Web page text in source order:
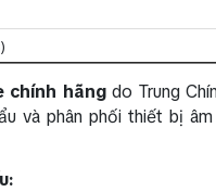
chính hãngdo Trung
và phân phối thiết bị